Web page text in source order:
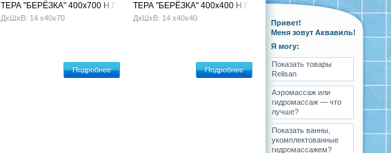
ТЕРА "БЕРЁЗКА" 400х700 Н.Г.
3/4" (2+2+2 п)
ДхШхВ: 14 х40х70
Подробнее
ТЕРА "БЕРЁЗКА" 400х400 Н.Г.
3/4" (1+2+1п)
ДхШхВ: 14 х40х40
Подробнее
Привет!
Меня зовут Аквавиль!
Я могу:
Показать товары
Relisan
Аэромассаж или
гидромассаж — что
лучше?
Показать ванны,
укомплектованные
гидромассажем?